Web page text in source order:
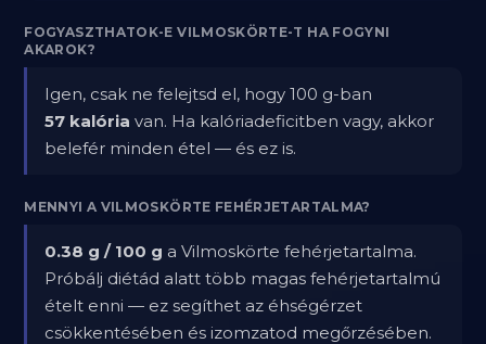
FOGYASZTHATOK-E VILMOSKÖRTE-T HA FOGYNI
AKAROK?
Igen, csak ne felejtsd el, hogy 100 g-ban
57 kalória van. Ha kalóriadeficitben vagy, akkor
belefér minden étel — és ez is.
MENNYI A VILMOSKÖRTE FEHÉRJETARTALMA?
0.38 g / 100 g a Vilmoskörte fehérjetartalma.
Próbálj diétád alatt több magas fehérjetartalmú
ételt enni — ez segíthet az éhségérzet
csökkentésében és izomzatod megőrzésében.